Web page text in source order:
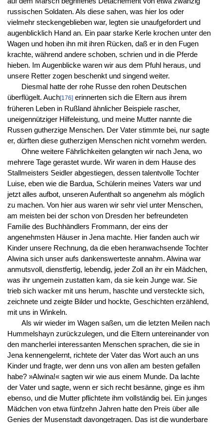
russischen Soldaten. Als diese sahen, was hier los oder
vielmehr steckengeblieben war, legten sie unaufgefordert und
augenblicklich Hand an. Ein paar starke Kerle krochen unter den
Wagen und hoben ihn mit ihren Rücken, daß er in den Fugen
krachte, während andere schoben, schrien und in die Pferde
hieben. Im Augenblicke waren wir aus dem Pfuhl heraus, und
unsere Retter zogen beschenkt und singend weiter.
Diesmal hatte der rohe Russe den rohen Deutschen
überflügelt. Auch[176]erinnerten sich die Eltern aus ihrem
früheren Leben in Rußland ähnlicher Beispiele rascher,
uneigennütziger Hilfeleistung, und meine Mutter nannte die
Russen gutherzige Menschen. Der Vater stimmte bei, nur sagte
er, dürften diese gutherzigen Menschen nicht vornehm werden.
Ohne weitere Fährlichkeiten gelangten wir nach Jena, wo
mehrere Tage gerastet wurde. Wir waren in dem Hause des
Stallmeisters Seidler abgestiegen, dessen talentvolle Tochter
Luise, eben wie die Bardua, Schülerin meines Vaters war und
jetzt alles aufbot, unseren Aufenthalt so angenehm als möglich
zu machen. Von hier aus waren wir sehr viel unter Menschen,
am meisten bei der schon von Dresden her befreundeten
Familie des Buchhändlers Frommann, der eins der
angenehmsten Häuser in Jena machte. Hier fanden auch wir
Kinder unsere Rechnung, da die eben heranwachsende Tochter
Alwina sich unser aufs dankenswerteste annahm. Alwina war
anmutsvoll, dienstfertig, lebendig, jeder Zoll an ihr ein Mädchen,
was ihr ungemein zustatten kam, da sie kein Junge war. Sie
trieb sich wacker mit uns herum, haschte und versteckte sich,
zeichnete und zeigte Bilder und hockte, Geschichten erzählend,
mit uns in Winkeln.
Als wir wieder im Wagen saßen, um die letzten Meilen nach
Hummelshayn zurückzulegen, und die Eltern untereinander von
den mancherlei interessanten Menschen sprachen, die sie in
Jena kennengelernt, richtete der Vater das Wort auch an uns
Kinder und fragte, wer denn uns von allen am besten gefallen
habe? »Alwina!« sagten wir wie aus einem Munde. Da lachte
der Vater und sagte, wenn er sich recht besänne, ginge es ihm
ebenso, und die Mutter pflichtete ihm vollständig bei. Ein junges
Mädchen von etwa fünfzehn Jahren hatte den Preis über alle
Genies der Musenstadt davongetragen. Das ist die wunderbare